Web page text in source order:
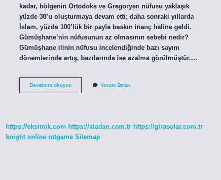
kadar, bölgenin Ortodoks ve Gregoryen nüfusu yaklaşık
yüzde 30’u oluşturmaya devam etti; daha sonraki yıllarda
İslam, yüzde 100’lük bir payla baskın inanç haline geldi.
Gümüşhane’nin nüfusunun az olmasının sebebi nedir?
Gümüşhane ilinin nüfusu incelendiğinde bazı sayım
dönemlerinde artış, bazılarında ise azalma görülmüştür.…
Devamını okuyunGümüşhane Yorum Bırak
https://eksimik.com https://aladan.com.tr https://girasolar.com.tr
knight online nttgame Sitemap